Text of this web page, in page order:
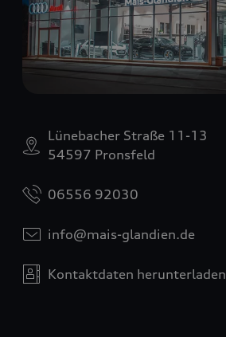
Lünebacher Straße 11-13
54597 Pronsfeld
06556 92030
info@mais-glandien.de
Kontaktdaten herunterladen